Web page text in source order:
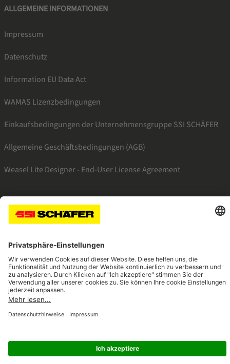
ALLGEMEINE INFORMATIONEN
Impressum
Datenschutz
Information EU Data Act
WAMAS Lizenzbedingungen
Einkaufsbedingungen der Unternehmensgruppe SSI SCHÄFER
Allgemeine Geschäftsbedingungen (AGB)
Weasel Lite Designer - End-User License Agreement
SSI facebookSSI youtubeSSI linkedin
Navigate to home page